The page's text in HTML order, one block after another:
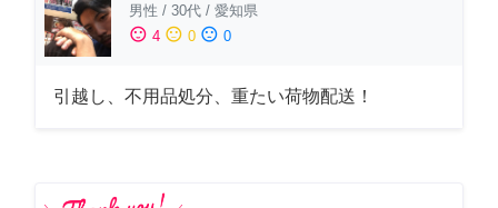
男性 / 30代 / 愛知県
sentiment_satisfied 4 sentiment_neutral 0 sentiment_dissatisfied 0
引越し、不用品処分、重たい荷物配送！